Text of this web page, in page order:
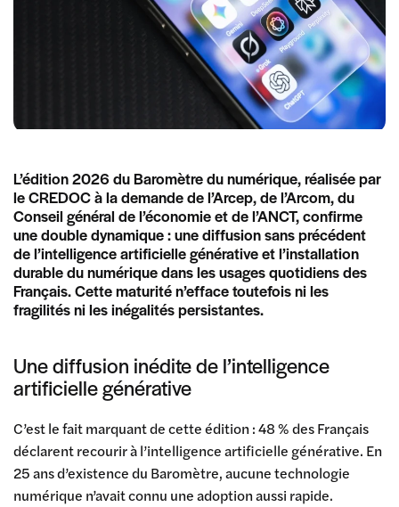
L’édition 2026 du Baromètre du numérique, réalisée par
le CREDOC à la demande de l’Arcep, de l’Arcom, du
Conseil général de l’économie et de l’ANCT, confirme
une double dynamique : une diffusion sans précédent
de l’intelligence artificielle générative et l’installation
durable du numérique dans les usages quotidiens des
Français. Cette maturité n’efface toutefois ni les
fragilités ni les inégalités persistantes.
Une diffusion inédite de l’intelligence
artificielle générative
C’est le fait marquant de cette édition : 48 % des Français
déclarent recourir à l’intelligence artificielle générative. En
25 ans d’existence du Baromètre, aucune technologie
numérique n’avait connu une adoption aussi rapide.